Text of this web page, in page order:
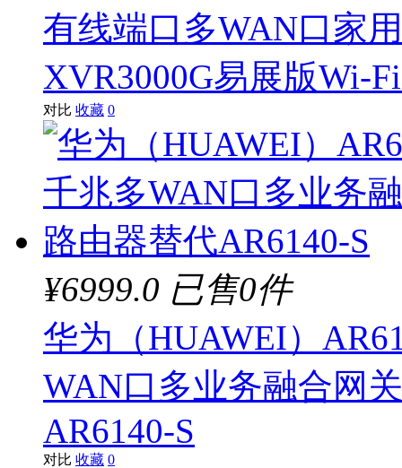
有线端口多WAN口家
XVR3000G易展版Wi-
对比 收藏 0
¥6999.0 已售0件
华为（HUAWEI）
WAN口多业务融合网
AR6140-S
对比 收藏 0